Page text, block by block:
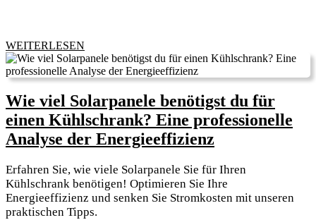
Ein
Leitfaden
für
deine
Energiemanagement-
Strategie
WEITERLESEN
Wie viel Solarpanele benötigst du für
einen Kühlschrank? Eine professionelle
Analyse der Energieeffizienz
Solarpanele
benötigst
Erfahren Sie, wie viele Solarpanele Sie für Ihren
Kühlschrank benötigen! Optimieren Sie Ihre
Energieeffizienz und senken Sie Stromkosten mit unseren
praktischen Tipps.